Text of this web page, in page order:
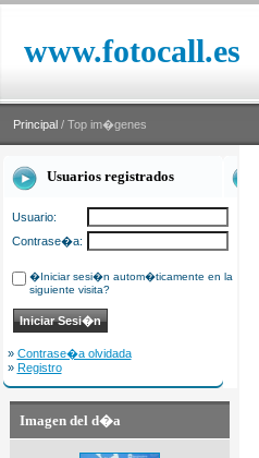
www.fotocall.es
Principal / Top im�genes
Usuarios registrados
Usuario:
Contrase�a:
�Iniciar sesi�n autom�ticamente en la
siguiente visita?
» Contrase�a olvidada
» Registro
Imagen del d�a